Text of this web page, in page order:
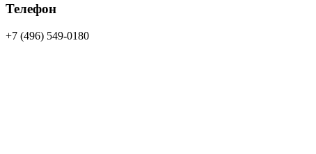
Телефон
+7 (496) 549-0180